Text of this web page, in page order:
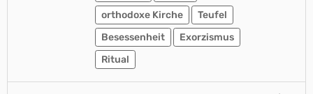
orthodoxe Kirche
Teufel
Besessenheit
Exorzismus
Ritual